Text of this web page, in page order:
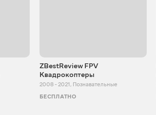
ZBestReview FPV
Квадрокоптеры
2008 - 2021, Познавательные
БЕСПЛАТНО